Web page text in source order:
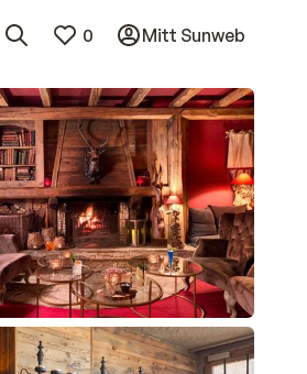
0 Mitt Sunweb